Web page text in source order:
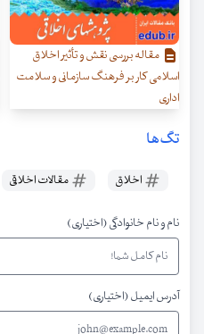
مقاله بررسی نقش و تأثیر اخلاق
اسلامی کار بر فرهنگ سازمانی و سلامت
اداری
تگ‌ها
اخلاق مقالات اخلاقی
نام و نام خانوادگی (اختیاری)
آدرس ایمیل (اختیاری)